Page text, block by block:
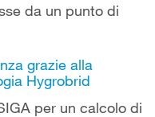
da un punto di
grazie alla
Hygrobrid
per un calcolo di